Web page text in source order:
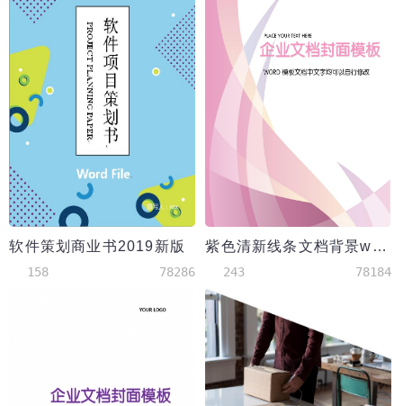
软件策划商业书2019新版
158 78286
紫色清新线条文档背景word模板
243 78184